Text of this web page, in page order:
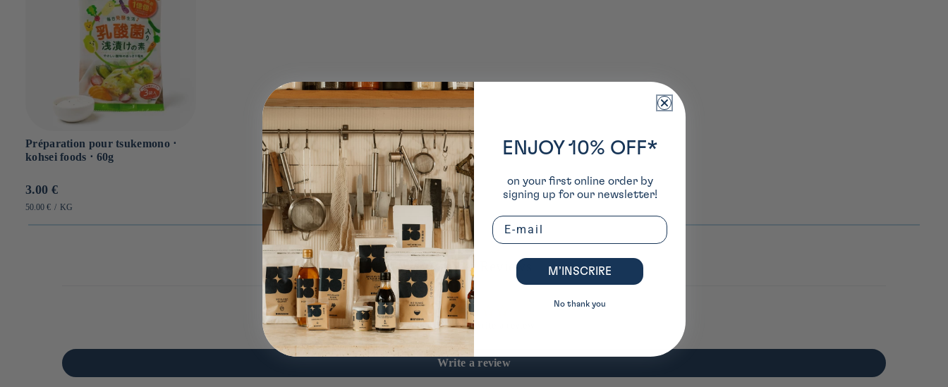
Préparation pour tsukemono ⋅
kohsei foods ⋅ 60g
Prix
habituel
3.00 €
PRIX
50.00 € / PAR
KG
Customer Reviews
Be the first to write a review
Write a review
ENJOY 10% OFF*
on your first online order by
signing up for our newsletter!
Email
M’INSCRIRE
No thank you